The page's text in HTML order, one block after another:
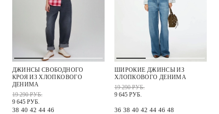
ДЖИНСЫ СВОБОДНОГО
КРОЯ ИЗ ХЛОПКОВОГО
ДЕНИМА
19 290 РУБ.
9 645 РУБ.
38 40 42 44 46
ШИРОКИЕ ДЖИНСЫ ИЗ
ХЛОПКОВОГО ДЕНИМА
19 290 РУБ.
9 645 РУБ.
36 38 40 42 44 46 48